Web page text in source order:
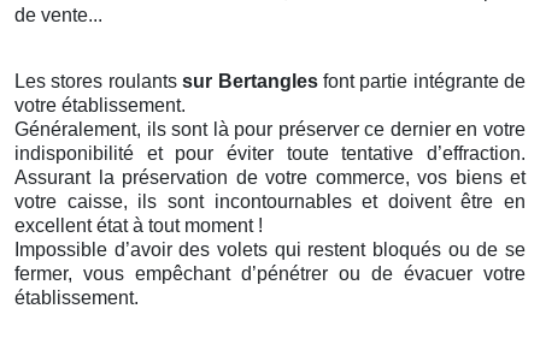
de vente...
Les stores roulantssur Bertangles font partie intégrante de
votre établissement.
Généralement, ils sont là pour préserver ce dernier en votre
indisponibilité et pour éviter toute tentative d’effraction.
Assurant la préservation de votre commerce, vos biens et
votre caisse, ils sont incontournables et doivent être en
excellent état à tout moment !
Impossible d’avoir des volets qui restent bloqués ou de se
fermer, vous empêchant d’pénétrer ou de évacuer votre
établissement.